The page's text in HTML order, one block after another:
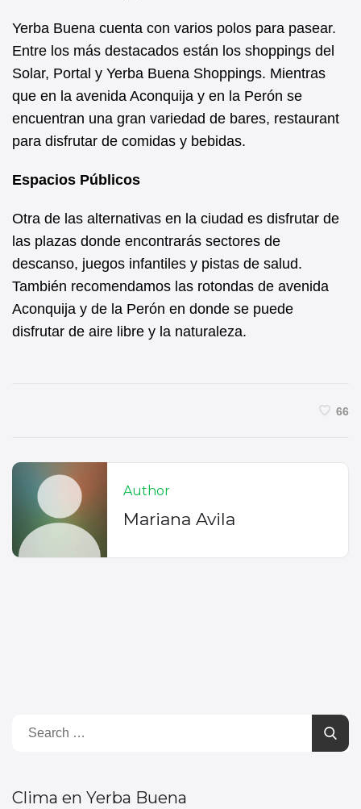
Yerba Buena cuenta con varios polos para pasear.
Entre los más destacados están los shoppings del
Solar, Portal y Yerba Buena Shoppings. Mientras
que en la avenida Aconquija y en la Perón se
encuentran una gran variedad de bares, restaurant
para disfrutar de comidas y bebidas.
Espacios Públicos
Otra de las alternativas en la ciudad es disfrutar de
las plazas donde encontrarás sectores de
descanso, juegos infantiles y pistas de salud.
También recomendamos las rotondas de avenida
Aconquija y de la Perón en donde se puede
disfrutar de aire libre y la naturaleza.
66
Author
Mariana Avila
Clima en Yerba Buena